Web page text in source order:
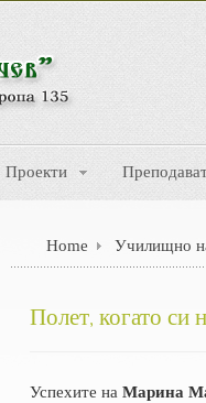
Проекти
Home Училищно
Полет, когато си
Успехите на Марина